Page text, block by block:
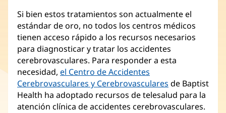
Si bien estos tratamientos son actualmente el
estándar de oro, no todos los centros médicos
tienen acceso rápido a los recursos necesarios
para diagnosticar y tratar los accidentes
cerebrovasculares. Para responder a esta
necesidad, el Centro de Accidentes
Cerebrovasculares y Cerebrovasculares de Baptist
Health ha adoptado recursos de telesalud para la
atención clínica de accidentes cerebrovasculares.